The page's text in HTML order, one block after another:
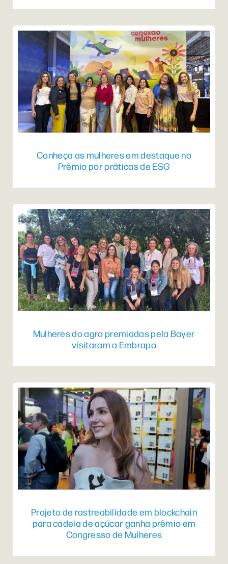
Conheça as mulheres em destaque no
Prêmio por práticas de ESG
Mulheres do agro premiadas pela Bayer
visitaram a Embrapa
Projeto de rastreabilidade em blockchain
para cadeia de açúcar ganha prêmio em
Congresso de Mulheres